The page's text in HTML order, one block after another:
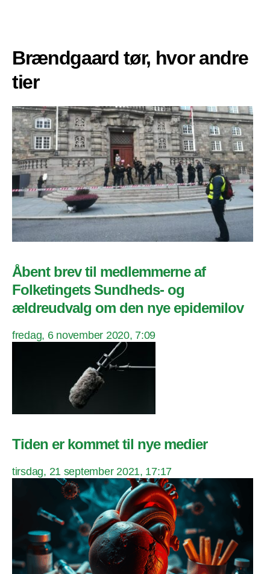
Brændgaard tør, hvor andre
tier
Åbent brev til medlemmerne af
Folketingets Sundheds- og
ældreudvalg om den nye epidemilov
fredag, 6 november 2020, 7:09
Tiden er kommet til nye medier
tirsdag, 21 september 2021, 17:17